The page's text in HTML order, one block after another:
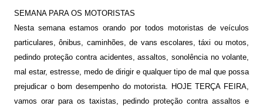
SEMANA PARA OS MOTORISTAS
Nesta semana estamos orando por todos motoristas de veículos
particulares, ônibus, caminhões, de vans escolares, táxi ou motos,
pedindo proteção contra acidentes, assaltos, sonolência no volante,
mal estar, estresse, medo de dirigir e qualquer tipo de mal que possa
prejudicar o bom desempenho do motorista. HOJE TERÇA FEIRA,
vamos orar para os taxistas, pedindo proteção contra assaltos e